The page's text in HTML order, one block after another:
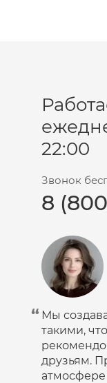
Мусс
Мыло
Набор
Пилинг
Пудра
Шампунь
Эмульсия
Против
22:00
Звонок
8
Мы
такими,
друзьям.
атмосфере